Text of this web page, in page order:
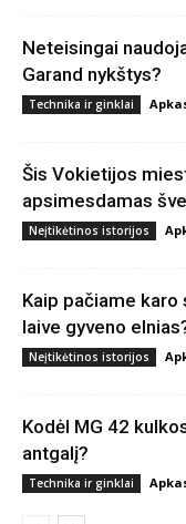
Neteisingai
Garand nykštys?
Technika ir ginklai
Šis Vokietijos
apsimesdamas
Neįtikėtinos istorijos
Kaip pačiame
laive gyveno
Neįtikėtinos istorijos
Kodėl MG 42
antgalį?
Technika ir ginklai